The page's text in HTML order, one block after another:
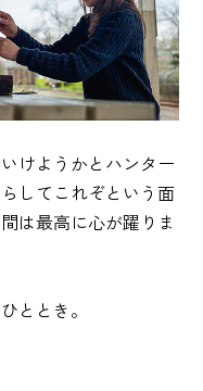
けようかとハンター
してこれぞという面
は最高に心が躍りま
ととき。